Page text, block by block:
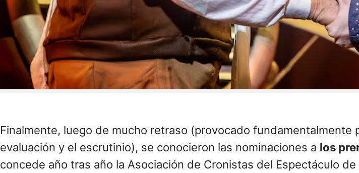
Finalmente, luego de mucho retraso (provocado
evaluación y el escrutinio), se conocieron las nominaciones a los
concede año tras año la Asociación de Cronistas del Espectáculo de